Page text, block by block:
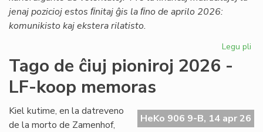
jenaj pozicioj estos ﬁnitaj ĝis la ﬁno de aprilo 2026:
komunikisto kaj ekstera rilatisto.
Legu pli
Tago de ĉiuj pioniroj 2026 -
LF-koop memoras
HeKo 906 9-B, 14 apr 26
Kiel kutime, en la datreveno
de la morto de Zamenhof,